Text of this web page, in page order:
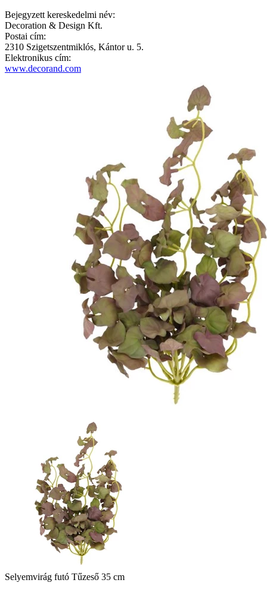
Bejegyzett kereskedelmi név:
Decoration & Design Kft.
Postai cím:
2310 Szigetszentmiklós, Kántor u. 5.
Elektronikus cím:
www.decorand.com
Selyemvirág futó Tűzeső 35 cm